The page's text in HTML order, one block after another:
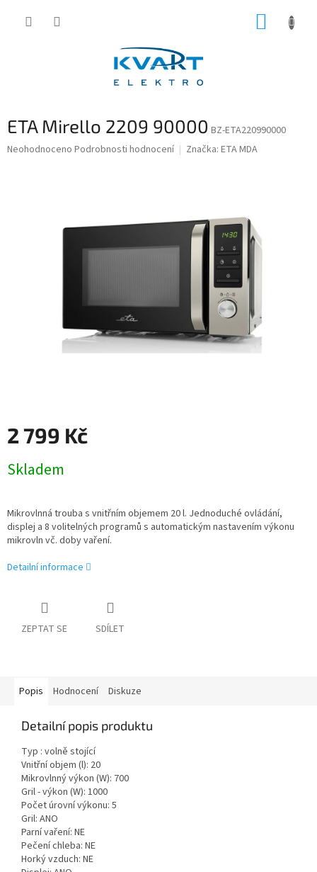
ETA Mirello 2209 90000 BZ-ETA220990000
Průměrné
Neohodnoceno Podrobnosti hodnocení Značka: ETA MDA
2 799 Kč
cena:
Skladem
Mikrovlnná trouba s vnitřním objemem 20 l. Jednoduché ovládání,
displej a 8 volitelných programů s automatickým nastavením výkonu
mikrovln vč. doby vaření.
Detailní informace
ZEPTAT SE SDÍLET
Popis Hodnocení Diskuze
Detailní popis produktu
Typ : volně stojící
Vnitřní objem (l): 20
Mikrovlnný výkon (W): 700
Gril - výkon (W): 1000
Počet úrovní výkonu: 5
Gril: ANO
Parní vaření: NE
Pečení chleba: NE
Horký vzduch: NE